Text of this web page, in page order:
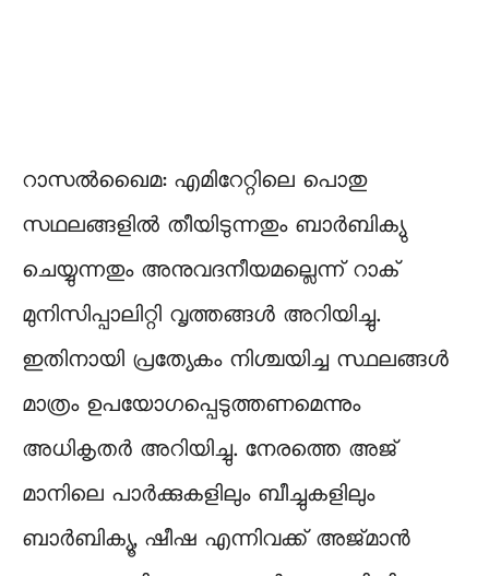
റാസല്‍ഖൈമ: എമിറേറ്റിലെ പൊതു
സഥലങ്ങളിൽ തീയിടുന്നതും ബാര്‍ബിക്യു
ചെയ്യുന്നതും അനുവദനീയമല്ലെന്ന് റാക്
മുനിസിപ്പാലിറ്റി വൃത്തങ്ങള്‍ അറിയിച്ചു.
ഇതിനായി പ്രത്യേകം നിശ്ചയിച്ച സ്ഥലങ്ങള്‍
മാത്രം ഉപയോഗപ്പെടുത്തണമെന്നും
അധികൃതർ അറിയിച്ചു. നേരത്തെ അജ്​
മാനിലെ പാർക്കുകളിലും ബീച്ചുകളിലും
ബാർബിക്യൂ, ഷീഷ എന്നിവക്ക് അജ്മാന്‍